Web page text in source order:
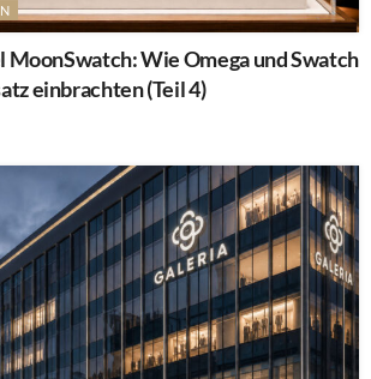
Wie Omega und Swatch
einbrachten (Teil 4)